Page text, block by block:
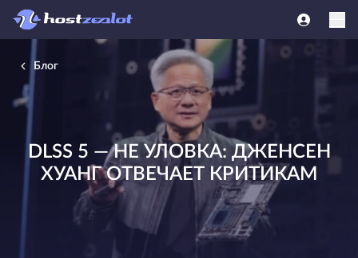
Блог
DLSS 5 — НЕ УЛОВКА: ДЖЕНСЕН
ХУАНГ ОТВЕЧАЕТ КРИТИКАМ